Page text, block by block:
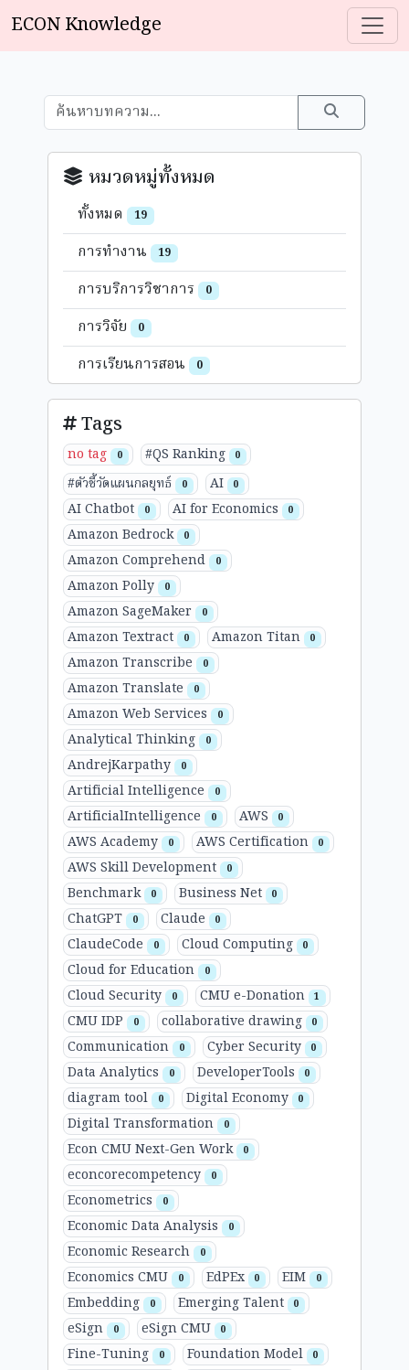
ECON Knowledge
หมวดหมู่ทั้งหมด
ทั้งหมด 19
การทำงาน 19
การบริการวิชาการ 0
การวิจัย 0
การเรียนการสอน 0
Tags
no tag 0 #QS Ranking 0
#ตัวชี้วัดแผนกลยุทธ์ 0 AI 0
AI Chatbot 0 AI for Economics 0
Amazon Bedrock 0
Amazon Comprehend 0
Amazon Polly 0
Amazon SageMaker 0
Amazon Textract 0 Amazon Titan 0
Amazon Transcribe 0
Amazon Translate 0
Amazon Web Services 0
Analytical Thinking 0
AndrejKarpathy 0
Artificial Intelligence 0
ArtificialIntelligence 0 AWS 0
AWS Academy 0 AWS Certification 0
AWS Skill Development 0
Benchmark 0 Business Net 0
ChatGPT 0 Claude 0
ClaudeCode 0 Cloud Computing 0
Cloud for Education 0
Cloud Security 0 CMU e-Donation 1
CMU IDP 0 collaborative drawing 0
Communication 0 Cyber Security 0
Data Analytics 0 DeveloperTools 0
diagram tool 0 Digital Economy 0
Digital Transformation 0
Econ CMU Next-Gen Work 0
econcorecompetency 0
Econometrics 0
Economic Data Analysis 0
Economic Research 0
Economics CMU 0 EdPEx 0 EIM 0
Embedding 0 Emerging Talent 0
eSign 0 eSign CMU 0
Fine-Tuning 0 Foundation Model 0